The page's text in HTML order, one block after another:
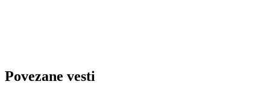
Povezane vesti